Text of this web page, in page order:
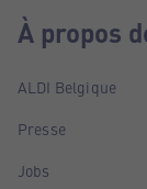
À propos
ALDI Belgique
Presse
Jobs